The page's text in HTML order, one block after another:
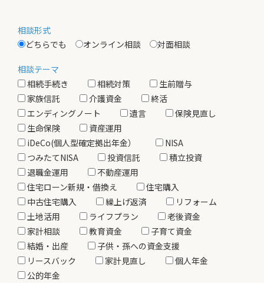
相談形式
どちらでも
オンライン相談 対面相談
相談テーマ
相続手続き
相続対策
生前贈与
家族信託
介護資金
終活
エンディングノート
遺言
保険見直し
生命保険
資産運用
iDeCo(個人型確定拠出年金）
NISA
つみたてNISA
投資信託
積立投資
退職金運用
不動産運用
住宅ローン新規・借換え
住宅購入
中古住宅購入
繰上げ返済
リフォーム
土地活用
ライフプラン
老後資金
家計相談
教育資金
子育て資金
結婚・出産
子供・孫への資金支援
リースバック
家計見直し
個人年金
公的年金